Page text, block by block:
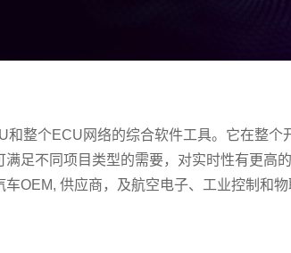
整个ECU网络的综合软件工具。它在整
足不同项目类型的需要，对实时性有更高
OEM, 供应商，及航空电子、工业控制和